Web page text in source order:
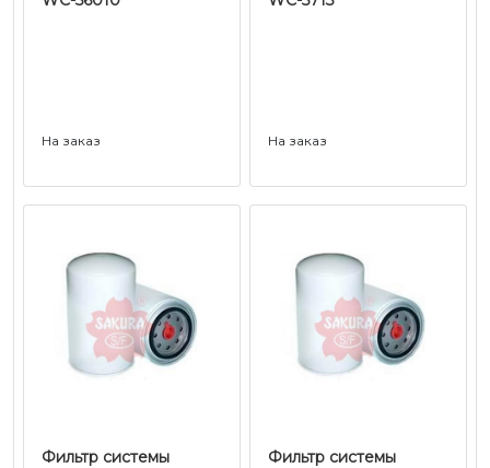
На заказ На заказ
Фильтр системы
Фильтр системы